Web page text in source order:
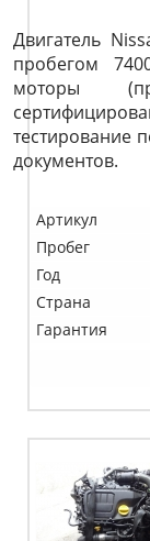
Двигатель
пробегом
моторы
тестирование
документов.
Артикул
Пробег
Год
Страна
Гарантия